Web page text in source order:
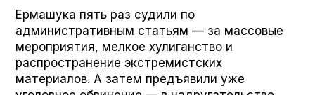
Ермашука пять раз судили по
административным статьям — за массовые
мероприятия, мелкое хулиганство и
распространение экстремистских
материалов. А затем предъявили уже